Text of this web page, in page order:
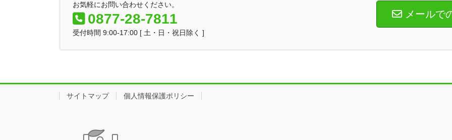
お気軽にお問い合わせください。
0877-28-7811
受付時間 9:00-17:00 [ 土・日・祝日除く ]
メールで
サイトマップ 個人情報保護ポリシー